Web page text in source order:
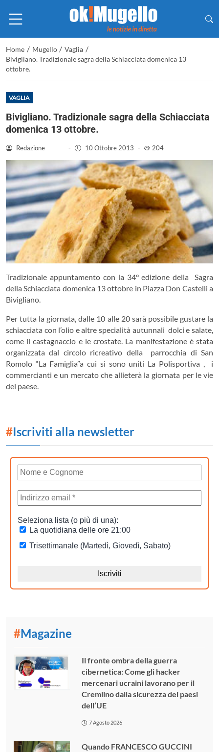
Home / Mugello / Vaglia /
Bivigliano. Tradizionale sagra della Schiacciata domenica 13
ottobre.
VAGLIA
Bivigliano. Tradizionale sagra della Schiacciata
domenica 13 ottobre.
Redazione - 10 Ottobre 2013 - 204
Tradizionale appuntamento con la 34° edizione della Sagra
della Schiacciata domenica 13 ottobre in Piazza Don Castelli a
Bivigliano.
Per tutta la giornata, dalle 10 alle 20 sarà possibile gustare la
schiacciata con l’olio e altre specialità autunnali dolci e salate,
come il castagnaccio e le crostate. La manifestazione è stata
organizzata dal circolo ricreativo della parrocchia di San
Romolo “La Famiglia”a cui si sono uniti La Polisportiva , i
commercianti e un mercato che allieterà la giornata per le vie
del paese.
#Iscriviti alla newsletter
#Magazine
Il fronte ombra della guerra
cibernetica: Come gli hacker
mercenari ucraini lavorano per il
Cremlino dalla sicurezza dei paesi
dell’UE
7 Agosto 2026
Quando FRANCESCO GUCCINI